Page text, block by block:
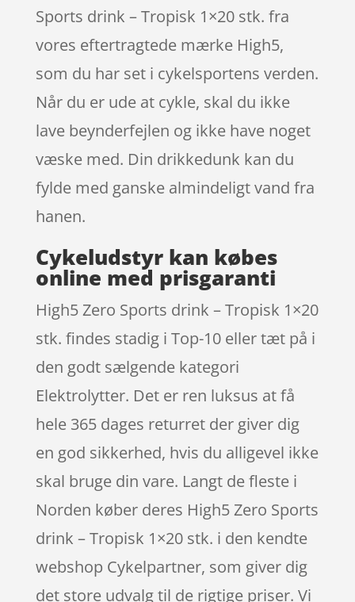
Sports drink – Tropisk 1×20 stk. fra
vores eftertragtede mærke High5,
som du har set i cykelsportens verden.
Når du er ude at cykle, skal du ikke
lave beynderfejlen og ikke have noget
væske med. Din drikkedunk kan du
fylde med ganske almindeligt vand fra
hanen.
Cykeludstyr kan købes
online med prisgaranti
High5 Zero Sports drink – Tropisk 1×20
stk. findes stadig i Top-10 eller tæt på i
den godt sælgende kategori
Elektrolytter. Det er ren luksus at få
hele 365 dages returret der giver dig
en god sikkerhed, hvis du alligevel ikke
skal bruge din vare. Langt de fleste i
Norden køber deres High5 Zero Sports
drink – Tropisk 1×20 stk. i den kendte
webshop Cykelpartner, som giver dig
det store udvalg til de rigtige priser. Vi